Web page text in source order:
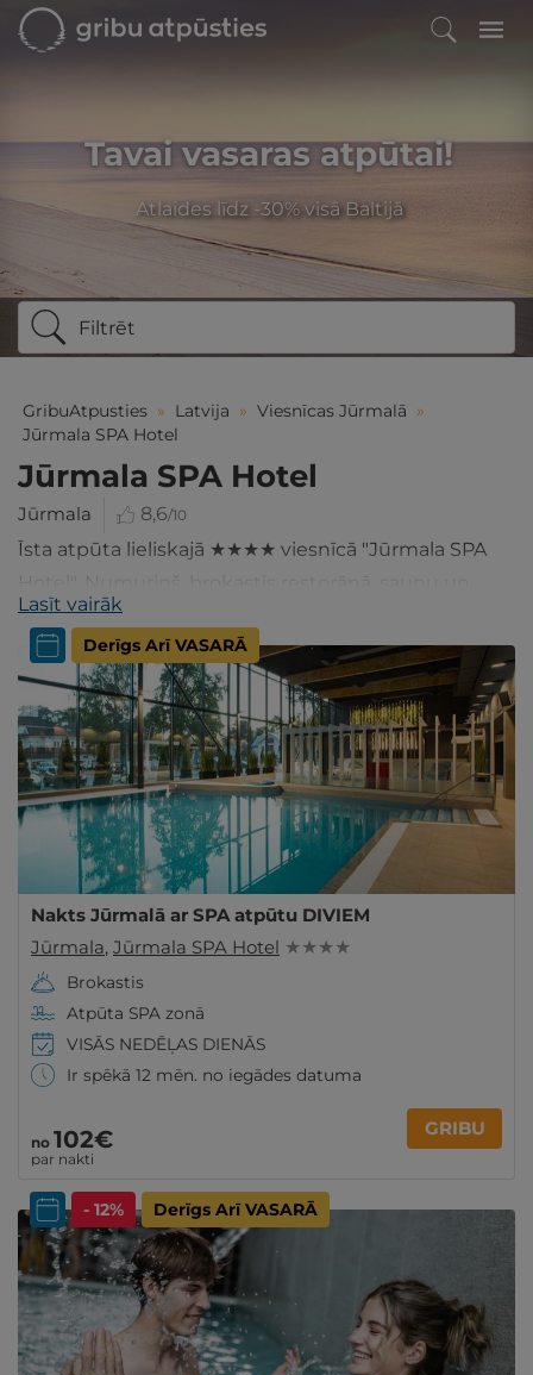
Tavai vasaras atpūtai!
Atlaides līdz -30% visā Baltijā
Filtrēt
GribuAtpusties » Latvija » Viesnīcas Jūrmalā »
Jūrmala SPA Hotel
Jūrmala SPA Hotel
Jūrmala 8,6/10
Īsta atpūta lieliskajā ★★★★ viesnīcā "Jūrmala SPA
Hotel". Numuriņš, brokastis restorānā, saunu un
baseinu kompleksa apmeklējums. Iegādājies
ceļazīmi šeit!
Lasīt vairāk
Derīgs Arī VASARĀ
Nakts Jūrmalā ar SPA atpūtu DIVIEM
Jūrmala, Jūrmala SPA Hotel ★ ★ ★ ★
Brokastis
Atpūta SPA zonā
VISĀS NEDĒĻAS DIENĀS
Ir spēkā 12 mēn. no iegādes datuma
no 102€
par nakti
GRIBU
- 12% Derīgs Arī VASARĀ